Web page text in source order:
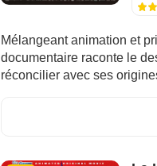
Mélangeant animation et
documentaire raconte le
réconcilier avec ses